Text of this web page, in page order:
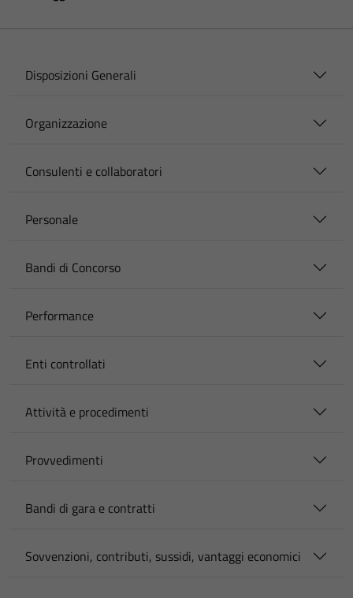
Disposizioni Generali
Organizzazione
Consulenti e collaboratori
Personale
Bandi di Concorso
Performance
Enti controllati
Attività e procedimenti
Provvedimenti
Bandi di gara e contratti
Sovvenzioni, contributi, sussidi, vantaggi economici